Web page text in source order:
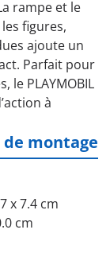
rampe et le
figures,
ajoute un
Parfait pour
le PLAYMOBIL
à
montage
x 7.4 cm
cm